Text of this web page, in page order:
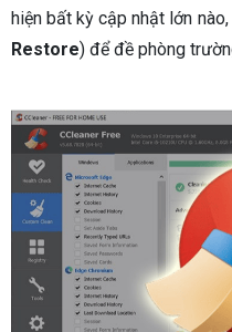
hiện bất kỳ cập nhật lớn
Restore) để đề phòng